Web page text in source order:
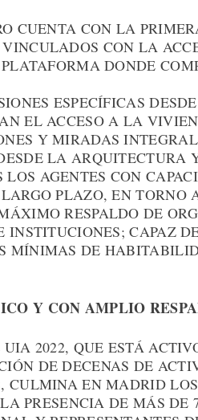
CUENTA CON LA
CON LA
DONDE
ESPECÍFICAS
EL ACCESO A LA
Y MIRADAS
LA ARQUITECTURA
AGENTES CON
PLAZO, EN TORNO
RESPALDO DE
INSTITUCIONES; CAPAZ
MÍNIMAS DE
Y CON AMPLIO
2022, QUE ESTÁ
DE DECENAS DE
CULMINA EN MADRID
PRESENCIA DE MÁS DE